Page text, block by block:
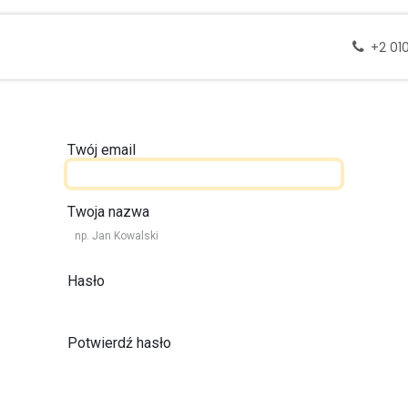
+2
Twój email
Twoja nazwa
Hasło
Potwierdź hasło